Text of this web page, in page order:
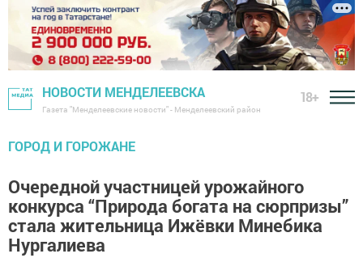
НОВОСТИ МЕНДЕЛЕЕВСКА
Газета "Менделеевские новости" - Менделеевский район
18+
ГОРОД И ГОРОЖАНЕ
Очередной участницей урожайного
конкурса “Природа богата на сюрпризы”
стала жительница Ижёвки Минебика
Нургалиева